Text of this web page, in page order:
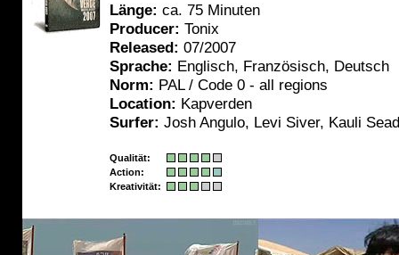
Länge: ca. 75 Minuten
Producer: Tonix
Released: 07/2007
Sprache: Englisch, Französisch, Deutsch
Norm: PAL / Code 0 - all regions
Location: Kapverden
Surfer: Josh Angulo, Levi Siver, Kauli
Qualität:
Action:
Kreativität: